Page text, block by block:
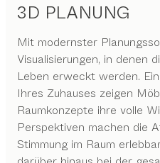
3D PLANUNG
Mit modernster
Visualisierungen, in denen
Leben erweckt werden.
Ihres Zuhauses zeigen
Raumkonzepte ihre volle
Perspektiven machen die
Stimmung im Raum